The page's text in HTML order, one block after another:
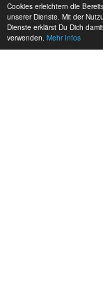
Cookies erleichtern die
unserer Dienste. Mit der
Dienste erklärst Du Dich
verwenden. Mehr Infos